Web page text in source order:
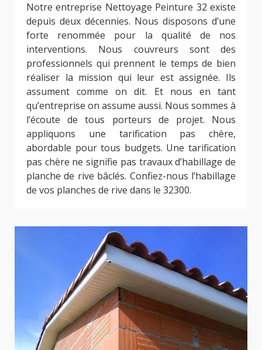
Notre entreprise Nettoyage Peinture 32 existe
depuis deux décennies. Nous disposons d’une
forte renommée pour la qualité de nos
interventions. Nous couvreurs sont des
professionnels qui prennent le temps de bien
réaliser la mission qui leur est assignée. Ils
assument comme on dit. Et nous en tant
qu’entreprise on assume aussi. Nous sommes à
l’écoute de tous porteurs de projet. Nous
appliquons une tarification pas chère,
abordable pour tous budgets. Une tarification
pas chère ne signifie pas travaux d’habillage de
planche de rive bâclés. Confiez-nous l’habillage
de vos planches de rive dans le 32300.